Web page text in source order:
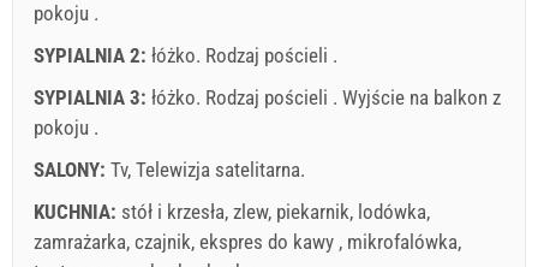
pokoju .
SYPIALNIA 2: łóżko. Rodzaj pościeli .
SYPIALNIA 3: łóżko. Rodzaj pościeli . Wyjście na balkon z
pokoju .
SALONY: Tv, Telewizja satelitarna.
KUCHNIA: stół i krzesła, zlew, piekarnik, lodówka,
zamrażarka, czajnik, ekspres do kawy , mikrofalówka,